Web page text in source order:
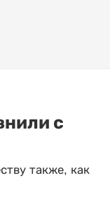
с
также, как